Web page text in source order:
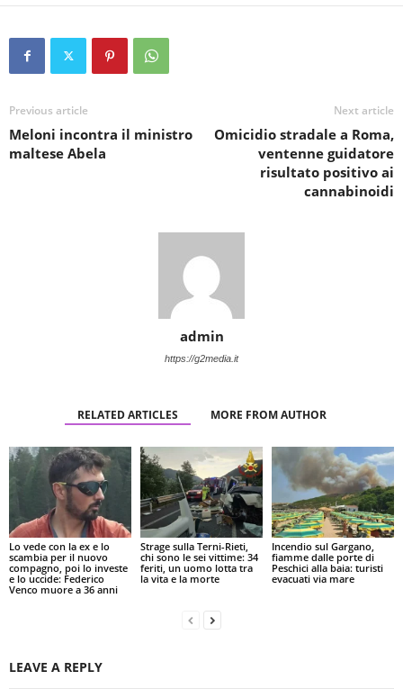
Previous article
Meloni incontra il ministro
maltese Abela
Next article
Omicidio stradale a Roma,
ventenne guidatore
risultato positivo ai
cannabinoidi
admin
https://g2media.it
RELATED ARTICLES MORE FROM AUTHOR
Lo vede con la ex e lo
scambia per il nuovo
compagno, poi lo investe
e lo uccide: Federico
Venco muore a 36 anni
Strage sulla Terni-Rieti,
chi sono le sei vittime: 34
feriti, un uomo lotta tra
la vita e la morte
Incendio sul Gargano,
fiamme dalle porte di
Peschici alla baia: turisti
evacuati via mare
LEAVE A REPLY